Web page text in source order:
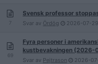
7
Svensk professor
Svar av Ördög 2026-07-29
69
Fyra personer i
kustbevakningen (2026-
Svar av Pejtrason 2026-